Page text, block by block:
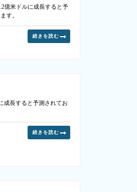
億米ドルに成長すると予
す。
続きを読む
成長すると予測されてお
続きを読む